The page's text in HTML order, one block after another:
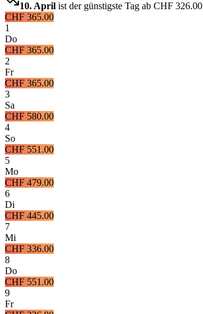
10. April ist der günstigste Tag ab CHF 326.00
CHF 365.00
1
Do
CHF 365.00
2
Fr
CHF 365.00
3
Sa
CHF 580.00
4
So
CHF 551.00
5
Mo
CHF 479.00
6
Di
CHF 445.00
7
Mi
CHF 336.00
8
Do
CHF 551.00
9
Fr